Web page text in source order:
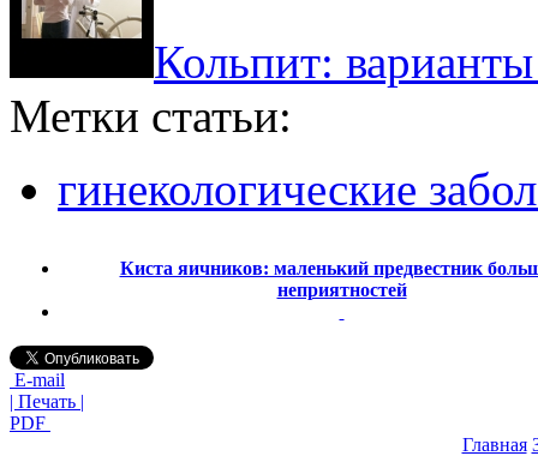
Кольпит:
Метки статьи:
гинекологические
Киста яичников: маленький предвестник
неприятностей
E-mail
| Печать |
PDF
Главная